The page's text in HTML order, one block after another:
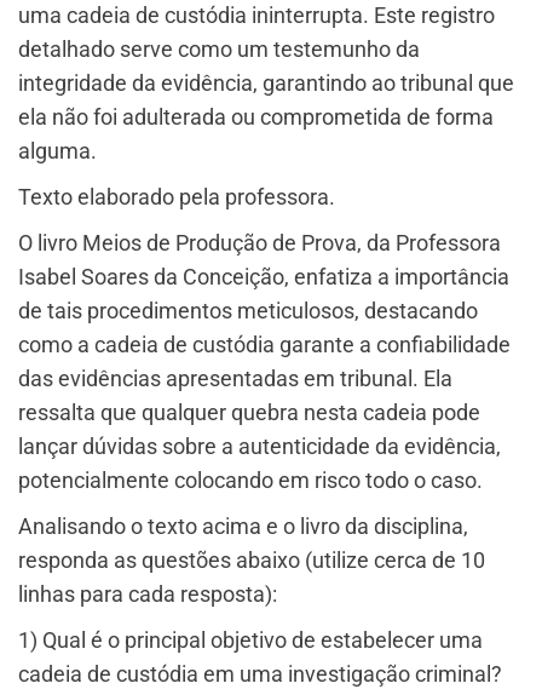
uma cadeia de custódia ininterrupta. Este registro
detalhado serve como um testemunho da
integridade da evidência, garantindo ao tribunal que
ela não foi adulterada ou comprometida de forma
alguma.
Texto elaborado pela professora.
O livro Meios de Produção de Prova, da Professora
Isabel Soares da Conceição, enfatiza a importância
de tais procedimentos meticulosos, destacando
como a cadeia de custódia garante a confiabilidade
das evidências apresentadas em tribunal. Ela
ressalta que qualquer quebra nesta cadeia pode
lançar dúvidas sobre a autenticidade da evidência,
potencialmente colocando em risco todo o caso.
​Analisando o texto acima e o livro da disciplina,
responda as questões abaixo (utilize cerca de 10
linhas para cada resposta):
1) Qual é o principal objetivo de estabelecer uma
cadeia de custódia em uma investigação criminal?